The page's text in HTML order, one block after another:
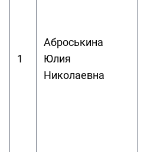
1
Аброськина
Юлия
Николаевна